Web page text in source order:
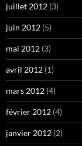
juillet 2012 (3)
juin 2012 (5)
mai 2012 (3)
avril 2012 (1)
mars 2012 (4)
février 2012 (4)
janvier 2012 (2)